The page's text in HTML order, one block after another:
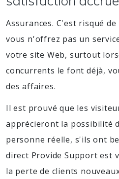
Assurances. C'est risqué
vous n'offrez pas un
votre site Web, surtout
concurrents le font déjà,
des affaires.
Il est prouvé que les
apprécieront la possibilité
personne réelle, s'ils ont
direct Provide Support est
la perte de clients